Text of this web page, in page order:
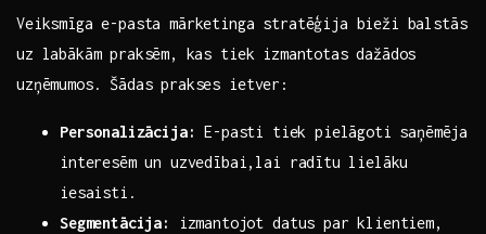
Veiksmīga e-pasta mārketinga stratēģija bieži balstās
uz labākām praksēm, ⁤kas tiek izmantotas​ dažādos
uzņēmumos. Šādas prakses ietver:
Personalizācija: E-pasti⁣ tiek pielāgoti saņēmēja
interesēm un uzvedībai,lai radītu ⁤lielāku‌
iesaisti.
Segmentācija:
​izmantojot datus par klientiem,